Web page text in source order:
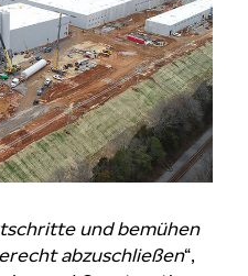
und bemühen
abzuschließen“,